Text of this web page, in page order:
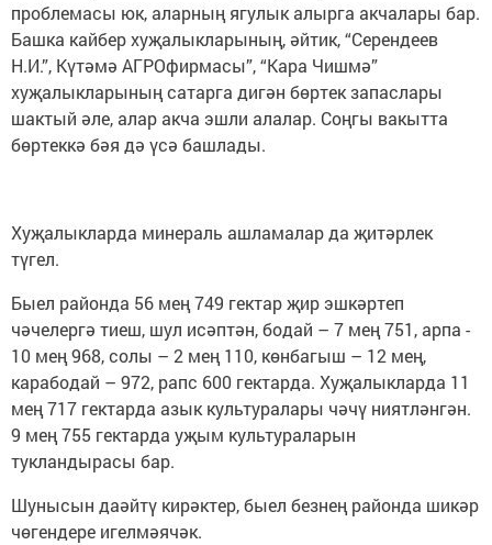
проблемасы юк, аларның ягулык алырга акчалары бар.
Башка кайбер хуҗалыкларының, әйтик, “Серендеев
Н.И.”, Күтәмә АГРОфирмасы”, “Кара Чишмә”
хуҗалыкларының сатарга дигән бөртек запаслары
шактый әле, алар акча эшли алалар. Соңгы вакытта
бөртеккә бәя дә үсә башлады.
Хуҗалыкларда минераль ашламалар да җитәрлек
түгел.
Быел районда 56 мең 749 гектар җир эшкәртеп
чәчелергә тиеш, шул исәптән, бодай – 7 мең 751, арпа -
10 мең 968, солы – 2 мең 110, көнбагыш – 12 мең,
карабодай – 972, рапс 600 гектарда. Хуҗалыкларда 11
мең 717 гектарда азык культуралары чәчү ниятләнгән.
9 мең 755 гектарда уҗым культураларын
тукландырасы бар.
Шунысын даәйтү кирәктер, быел безнең районда шикәр
чөгендере игелмәячәк.